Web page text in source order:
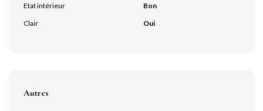
Etat intérieur
Bon
Clair
Oui
Autres